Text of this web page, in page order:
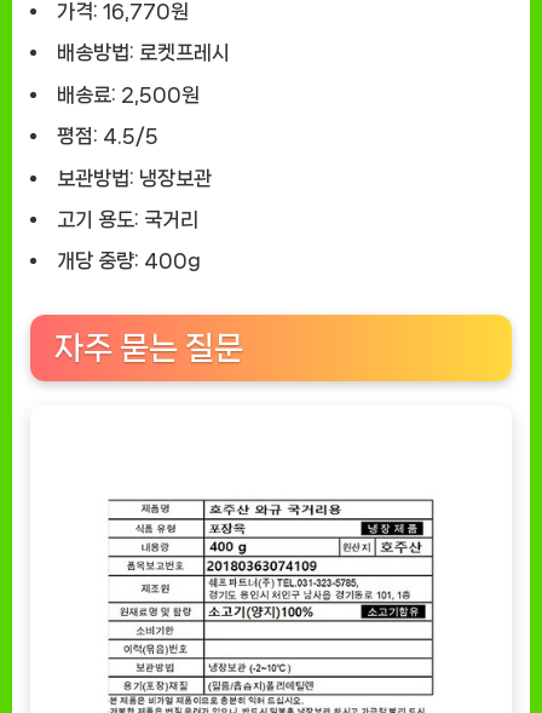
가격: 16,770원
배송방법: 로켓프레시
배송료: 2,500원
평점: 4.5/5
보관방법: 냉장보관
고기 용도: 국거리
개당 중량: 400g
자주 묻는 질문